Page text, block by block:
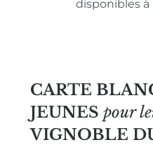
disponibles à
CARTE
JEUNES pour
VIGNOBLE